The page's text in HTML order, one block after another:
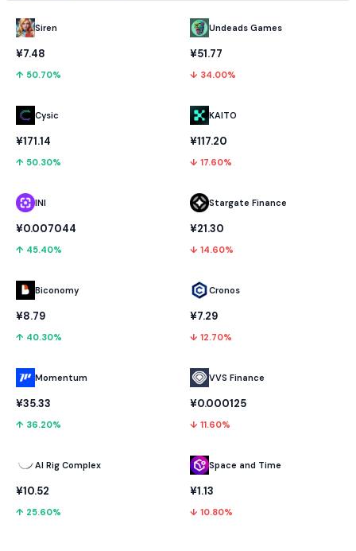
Siren
¥7.48
↑ 50.70%
Cysic
¥171.14
↑ 50.30%
INI
¥0.007044
↑ 45.40%
Biconomy
¥8.79
↑ 40.30%
Momentum
¥35.33
↑ 36.20%
AI Rig Complex
¥10.52
↑ 25.60%
Undeads Games
¥51.77
↓ 34.00%
KAITO
¥117.20
↓ 17.60%
Stargate Finance
¥21.30
↓ 14.60%
Cronos
¥7.29
↓ 12.70%
VVS Finance
¥0.000125
↓ 11.60%
Space and Time
¥1.13
↓ 10.80%